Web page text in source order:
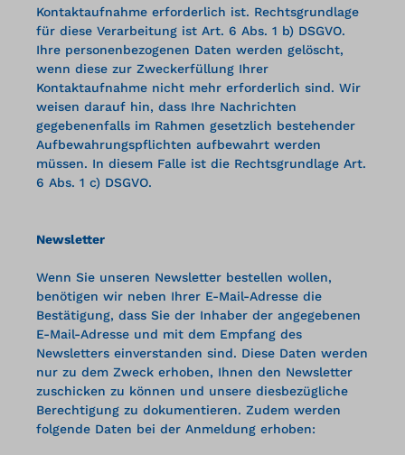
Kontaktaufnahme erforderlich ist. Rechtsgrundlage
für diese Verarbeitung ist Art. 6 Abs. 1 b) DSGVO.
Ihre personenbezogenen Daten werden gelöscht,
wenn diese zur Zweckerfüllung Ihrer
Kontaktaufnahme nicht mehr erforderlich sind. Wir
weisen darauf hin, dass Ihre Nachrichten
gegebenenfalls im Rahmen gesetzlich bestehender
Aufbewahrungspflichten aufbewahrt werden
müssen. In diesem Falle ist die Rechtsgrundlage Art.
6 Abs. 1 c) DSGVO.
Newsletter
Wenn Sie unseren Newsletter bestellen wollen,
benötigen wir neben Ihrer E-Mail-Adresse die
Bestätigung, dass Sie der Inhaber der angegebenen
E-Mail-Adresse und mit dem Empfang des
Newsletters einverstanden sind. Diese Daten werden
nur zu dem Zweck erhoben, Ihnen den Newsletter
zuschicken zu können und unsere diesbezügliche
Berechtigung zu dokumentieren. Zudem werden
folgende Daten bei der Anmeldung erhoben: